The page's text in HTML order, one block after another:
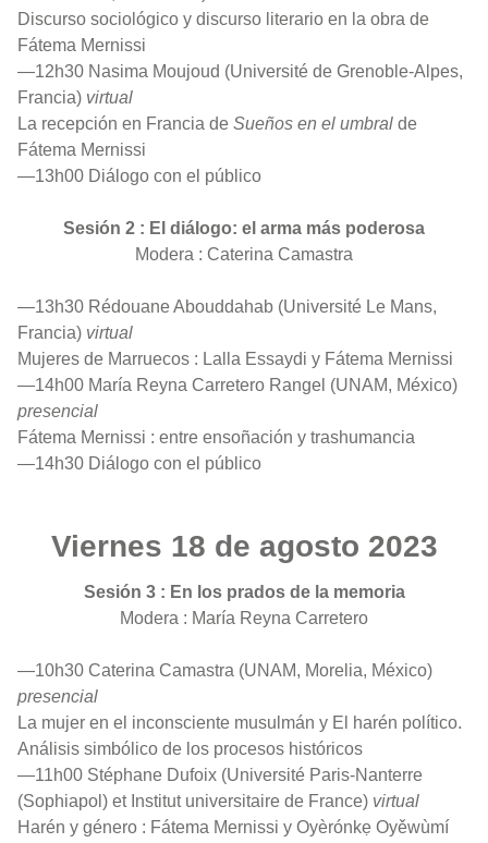
Discurso sociológico y discurso literario en la obra de
Fátema Mernissi
—12h30 Nasima Moujoud (Université de Grenoble-Alpes,
Francia) virtual
La recepción en Francia de Sueños en el umbral de
Fátema Mernissi
—13h00 Diálogo con el público
Sesión 2 : El diálogo: el arma más poderosa
Modera : Caterina Camastra
—13h30 Rédouane Abouddahab (Université Le Mans,
Francia) virtual
Mujeres de Marruecos : Lalla Essaydi y Fátema Mernissi
—14h00 María Reyna Carretero Rangel (UNAM, México)
presencial
Fátema Mernissi : entre ensoñación y trashumancia
—14h30 Diálogo con el público
Viernes 18 de agosto 2023
Sesión 3 : En los prados de la memoria
Modera : María Reyna Carretero
—10h30 Caterina Camastra (UNAM, Morelia, México)
presencial
La mujer en el inconsciente musulmán y El harén político.
Análisis simbólico de los procesos históricos
—11h00 Stéphane Dufoix (Université Paris-Nanterre
(Sophiapol) et Institut universitaire de France) virtual
Harén y género : Fátema Mernissi y Oyèrónkẹ Oyěwùmí